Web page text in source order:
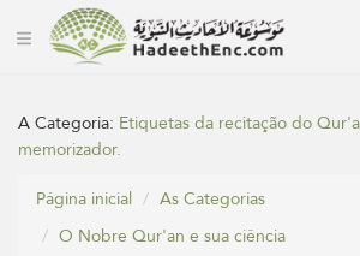
A Categoria: Etiquetas da recitação do
memorizador.
Página inicial
As Categorias
O Nobre Qur'an e sua ciência